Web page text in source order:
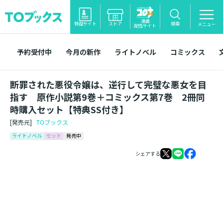
特設サイト ストア 漫画
配信サイト 検索 メニュー
予約受付中 今月の新作 ライトノベル コミックス
断罪された悪役令嬢は、逆行して完璧な悪女を目
指す 原作小説第9巻＋コミックス第7巻 2冊同
時購入セット【特典SS付き】
[発売元] TOブックス
ライトノベル セット 発売中
シェアする